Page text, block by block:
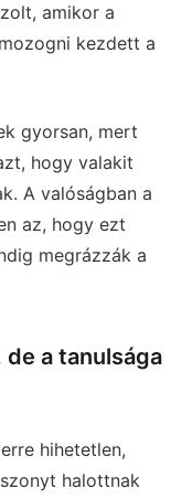
amikor a
kezdett a
gyorsan, mert
hogy valakit
A valóságban a
az, hogy ezt
megrázzák a
a tanulsága
hihetetlen,
halottnak